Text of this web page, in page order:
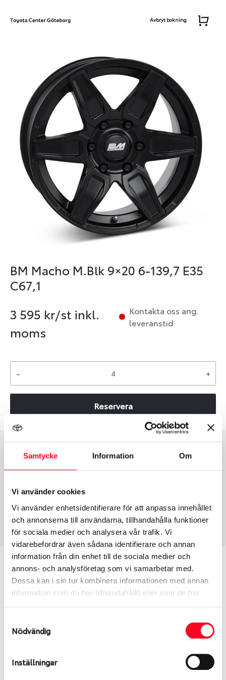
Samtycke Information Om
Vi använder cookies
Vi använder enhetsidentifierare för att anpassa innehållet
och annonserna till användarna, tillhandahålla funktioner
för sociala medier och analysera vår trafik. Vi
vidarebefordrar även sådana identifierare och annan
information från din enhet till de sociala medier och
annons- och analysföretag som vi samarbetar med.
Dessa kan i sin tur kombinera informationen med annan
information som du har tillhandahållit eller som de har
Nödvändig
Inställningar
Avbryt bokning
BM Macho M.Blk 9×20 6-139,7 E35
C67,1
3 595 kr/st inkl.
moms
Kontakta oss ang.
leveranstid
- +
Reservera
Group
Fälg PV/C LM
Tum
20
35
Centre Diameter
139.7
Art nummer
7919
Passar denna fälg min bil?
Ange registreringsnummer för att se om den fälg
Ibland kan fälgen ha bytts ut under årens lopp och
inte vara samma dimension som bilen hade ut från